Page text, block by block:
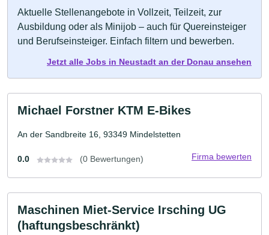
Aktuelle Stellenangebote in Vollzeit, Teilzeit, zur
Ausbildung oder als Minijob – auch für Quereinsteiger
und Berufseinsteiger. Einfach filtern und bewerben.
Jetzt alle Jobs in Neustadt an der Donau ansehen
Michael Forstner KTM E-Bikes
An der Sandbreite 16, 93349 Mindelstetten
0.0 (0 Bewertungen) Firma bewerten
Maschinen Miet-Service Irsching UG
(haftungsbeschränkt)